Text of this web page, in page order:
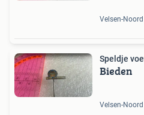
Velsen-Noord
Speldje
Bieden
Velsen-Noord